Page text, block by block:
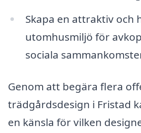
Skapa en attraktiv och
utomhusmiljö för
sociala
Genom att begära flera
trädgårdsdesign i Fristad
en känsla för vilken